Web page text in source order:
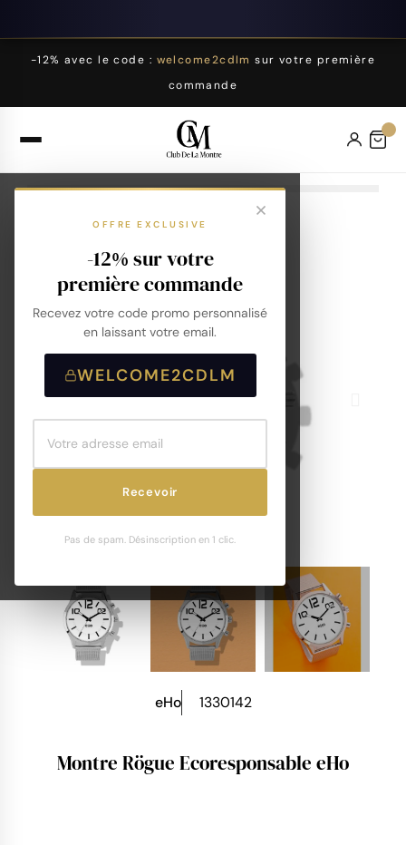
-12% avec le code : welcome2cdlm sur votre première
commande
OFFRE EXCLUSIVE
-12% sur votre
première commande
Recevez votre code promo personnalisé
en laissant votre email.
WELCOME2CDLM
Recevoir
Pas de spam. Désinscription en 1 clic.
eHo 1330142
Montre Rögue Ecoresponsable eHo